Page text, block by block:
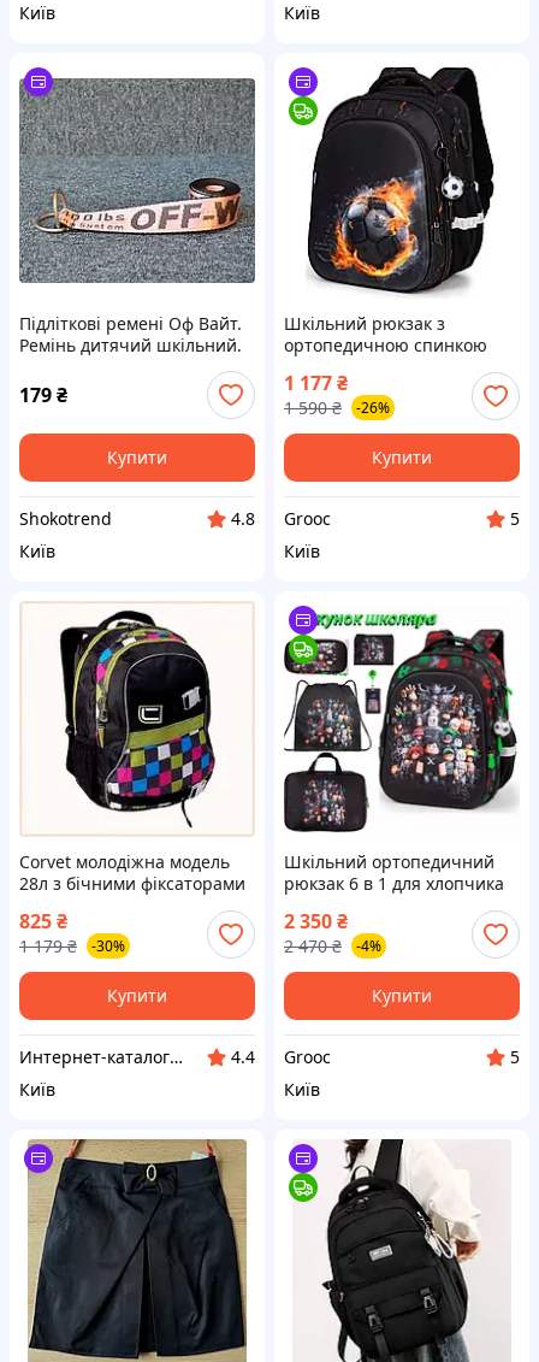
Київ
Київ
Підліткові ремені Оф Вайт.
Ремінь дитячий шкільний.
молодіжні 150 см Off White
179₴
Купити
Shokotrend
4.8
Київ
Шкільний рюкзак з
ортопедичною спинкою
School Standard 38х30х18
см для першокласника (150-
18)
1 177₴
1 590 ₴ -26%
Купити
Grooc
5
Київ
Corvet молодіжна модель
28л з бічними фіксаторами
825₴
1 179 ₴ -30%
Купити
Интер​н​ет-ка​талог ​с​​ки​док "iBag.ua"
4.4
Київ
Шкільний ортопедичний
рюкзак 6 в 1 для хлопчика
School Standard 38х30х18
см Роблокс для молодших
класів (SET 150-42)
2 350₴
2 470 ₴ -4%
Купити
Grooc
5
Київ